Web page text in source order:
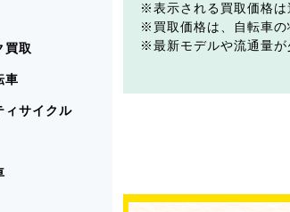
表示される買取価格
買取価格は、自転車
最新モデルや流通量
買取
車
ィサイクル